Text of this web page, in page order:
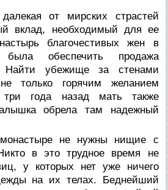
от мирских страстей
вклад, необходимый для ее
благочестивых жен в
обеспечить продажа
Найти убежище за стенами
только горячим желанием
года назад мать также
обрела там надежный
не нужны нищие с
в это трудное время не
у которых нет уже ничего
на их телах. Беднейший